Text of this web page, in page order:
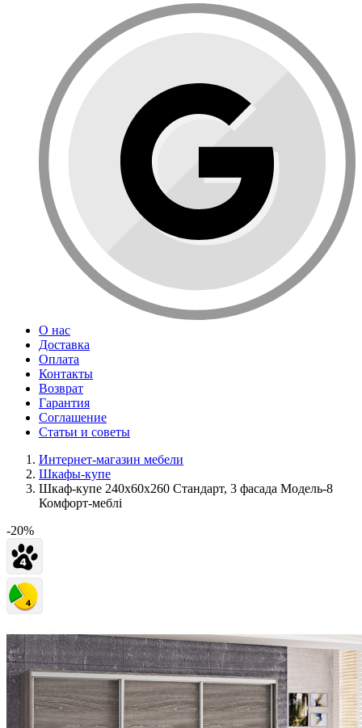
О нас
Доставка
Оплата
Контакты
Возврат
Гарантия
Соглашение
Статьи и советы
Интернет-магазин мебели
Шкафы-купе
Шкаф-купе 240х60х260 Стандарт, 3 фасада Модель-8
Комфорт-меблі
-20%